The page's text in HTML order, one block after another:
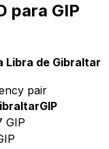
para GIP
Libra de Gibraltar
pair
GIP
GIP